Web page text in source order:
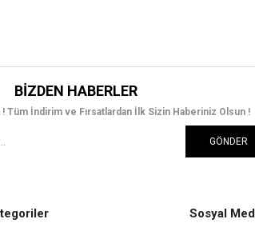
BIZDEN HABERLER
Tüm İndirim ve Fırsatlardan İlk Sizin Haberiniz Olsun !
GÖNDER
Sosyal